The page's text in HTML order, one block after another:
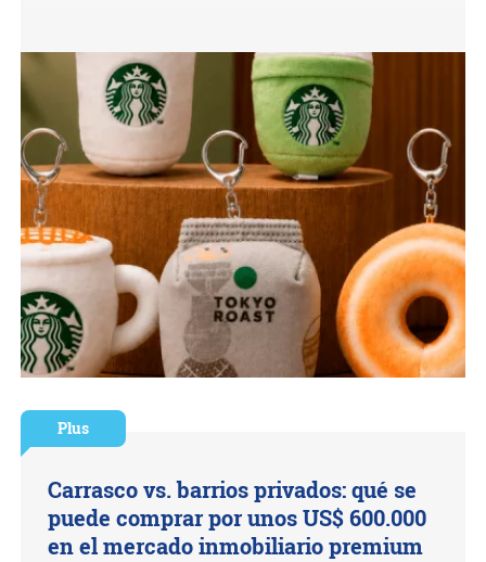
Plus
Carrasco vs. barrios privados: qué se
puede comprar por unos US$ 600.000
en el mercado inmobiliario premium